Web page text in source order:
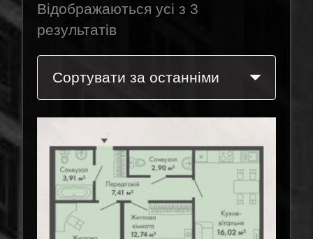
Відображаються усі з 3
результатів